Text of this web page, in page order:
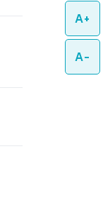
A+
A-